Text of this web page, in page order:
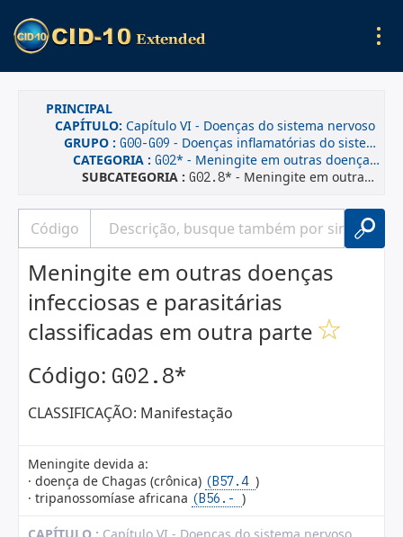
PRINCIPAL
CAPÍTULO: Capítulo VI - Doenças do sistema nervoso
GRUPO : G00-G09 - Doenças inflamatórias do sistema nervoso central
CATEGORIA : G02* - Meningite em outras doenças infecciosas e parasitárias classificadas em outra parte
SUBCATEGORIA : G02.8* - Meningite em outras doenças infecciosas e parasitárias classificadas em outra parte
Meningite em outras doenças
infecciosas e parasitárias
classificadas em outra parte
Código: G02.8*
CLASSIFICAÇÃO: Manifestação
Meningite devida a:
· doença de Chagas (crônica) (B57.4 )
· tripanossomíase africana (B56.- )